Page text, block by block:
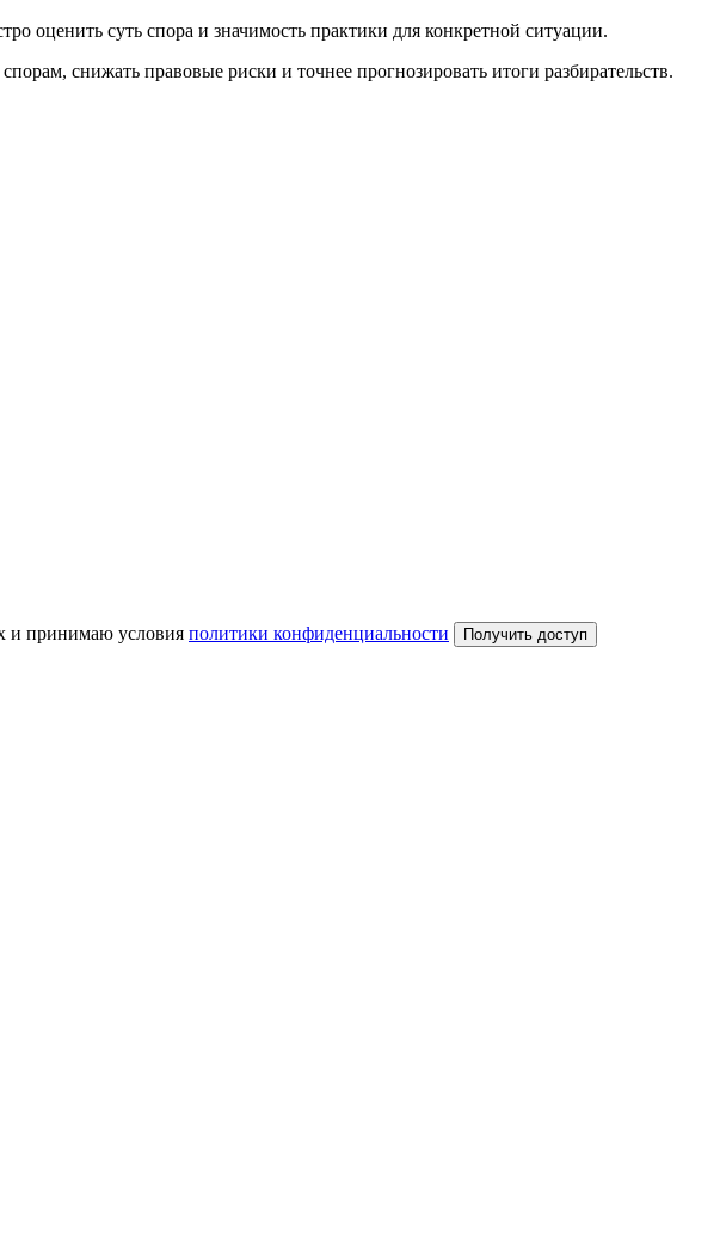
оценить суть спора и значимость практики для конкретной ситуации.
снижать правовые риски и точнее прогнозировать итоги разбирательств.
и принимаю условия политики конфиденциальности Получить доступ